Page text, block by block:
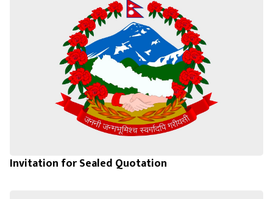
Invitation for Sealed Quotation